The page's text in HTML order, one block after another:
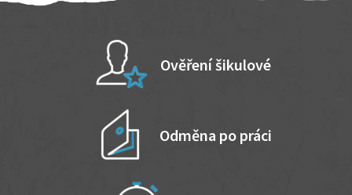
Ověření šikulové
Odměna po práci